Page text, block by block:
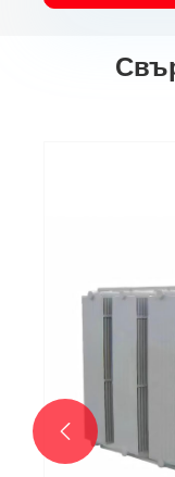
аморфна
Виж повече
